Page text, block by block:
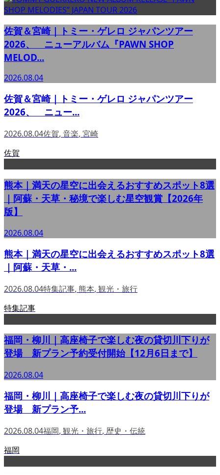
佐賀＆宮崎｜トミー・ゲレロ ジャパンツアー
2026、 ニューアルバム『PAWN SHOP
MELOD...
2026.08.04
佐賀＆宮崎｜トミー・ゲレロ ジャパンツアー
2026、 ニュー...
2026.08.04佐賀, 音楽, 宮崎
佐賀
熊本｜満天の星空に出会えるおすすめスポット8選
｜阿蘇・天草・秘境で楽しむ星空観賞【2026年
版】
2026.08.04
熊本｜満天の星空に出会えるおすすめスポット8選
｜阿蘇・天草・...
2026.08.04特集記事, 熊本, 観光・旅行
特集記事
福岡・柳川｜高座椅子で楽しむ夜の貸切川下りが
登場 新プラン予約受付開始【12月6日まで】
2026.08.04
福岡・柳川｜高座椅子で楽しむ夜の貸切川下りが
登場 新プラン予...
2026.08.04福岡, 観光・旅行, 歴史・伝統
福岡